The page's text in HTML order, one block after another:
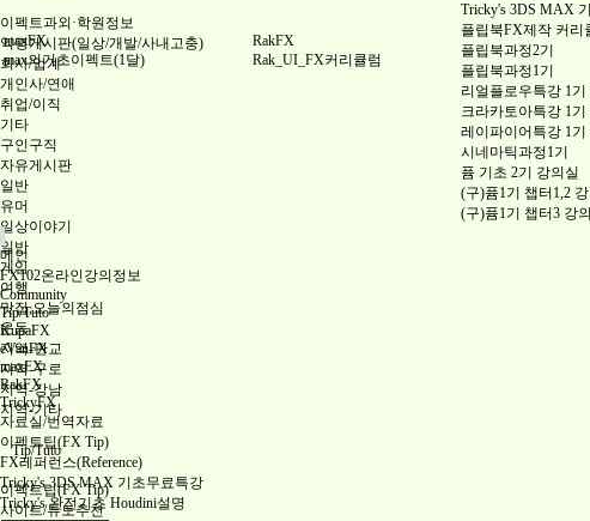
이펙트과외·학원정보
익명게시판(일상/개발/사내고충)
회사/업계
개인사/연애
취업/이직
기타
구인구직
자유게시판
일반
유머
일상이야기
일반
게임
여행
맛집,오늘의점심
운동
지역-판교
지역-구로
지역-강남
지역-기타
Tip/Tuto
이펙트팁(FX Tip)
사이트/튜토추천
maxFX
max의기초이펙트(1달)
RakFX
Rak_UI_FX커리큘럼
Tricky's 3DS MAX
플립북FX제작 커리
플립북과정2기
플립북과정1기
리얼플로우특강 1기
크라카토아특강 1기
레이파이어특강 1기
시네마틱과정1기
퓸 기초 2기 강의실
(구)퓸1기 챕터1,2
(구)퓸1기 챕터3 강
메인
FX102온라인강의정보
Community
Tip/Tuto
KupaFX
eVanFX
maxFX
RakFX
TrickyFX
자료실/번역자료
이펙트팁(FX Tip)
FX레퍼런스(Reference)
Tricky's 3DS MAX 기초무료특강
Tricky's 완전기초 Houdini설명